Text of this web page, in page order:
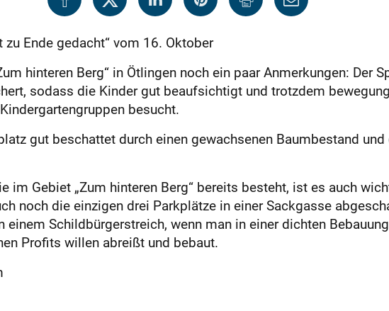
Ende gedacht“ vom 16. Oktober
hinteren Berg“ in Ötlingen noch ein paar Anmerkungen: Der
sodass die Kinder gut beaufsichtigt und trotzdem
besucht.
gut beschattet durch einen gewachsenen Baumbestand und
im Gebiet „Zum hinteren Berg“ bereits besteht, ist es auch
noch die einzigen drei Parkplätze in einer Sackgasse
einem Schildbürgerstreich, wenn man in einer dichten
Profits willen abreißt und bebaut.